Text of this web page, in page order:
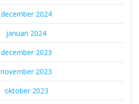
december 2024
januari 2024
december 2023
november 2023
oktober 2023